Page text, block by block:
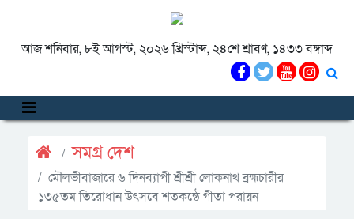
আজ শনিবার, ৮ই আগস্ট, ২০২৬ খ্রিস্টাব্দ, ২৪শে শ্রাবণ, ১৪৩৩ বঙ্গাব্দ
সমগ্র দেশ
মৌলভীবাজারে ৬ দিনব্যাপী শ্রীশ্রী লোকনাথ ব্রহ্মচারীর
১৩৫তম তিরোধান উৎসবে শতকন্ঠে গীতা পরায়ন